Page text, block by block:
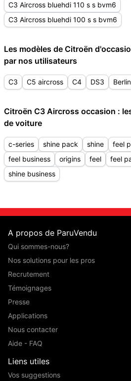
C3 Aircross bluehdi 110 s s bvm6
C3 Aircross bluehdi 100 s s bvm6
Les modèles de Citroën
par nos utilisateurs
C3 C5 aircross C4 DS3
Citroën C3 Aircross occasion :
de voiture
c-series shine pack shine feel
feel business
origins feel
feel
shine business
A propos de ParuVendu
Qui sommes-nous?
Nos solutions pour les pros
Recrutement
Témoignages
Presse
Applications
Nous contacter
Aide - FAQ
Liens utiles
Vos suggestions